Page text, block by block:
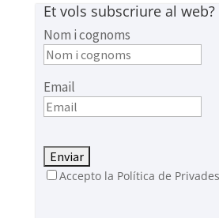
Et vols subscriure al web?
Nom i cognoms
Email
Accepto la Política de